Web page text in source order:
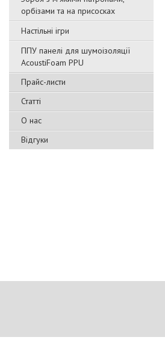
орбізами та на присосках
Настільні ігри
ППУ панелі для шумоізоляції
AcoustiFoam PPU
Прайс-листи
Статті
О нас
Відгуки